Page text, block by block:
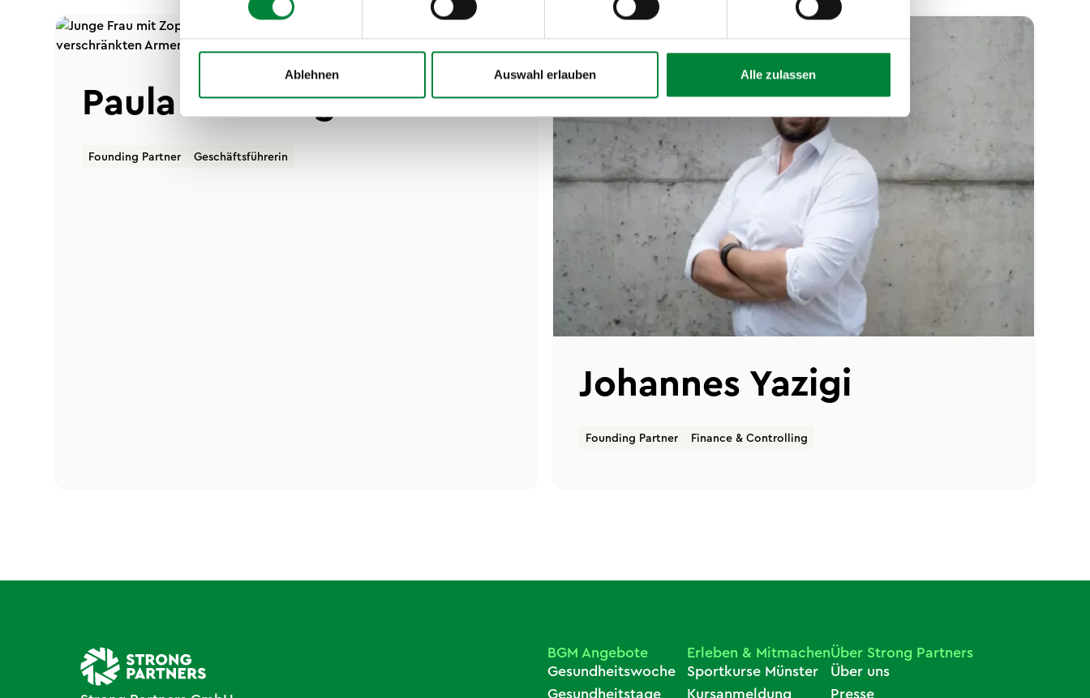
Ablehnen Auswahl erlauben Alle zulassen
Paula Menninghaus
Founding Partner Geschäftsführerin
Johannes Yazigi
Founding Partner Finance & Controlling
BGM Angebote
Gesundheitswoche
Gesundheitstage
Erleben & Mitmachen
Sportkurse Münster
Kursanmeldung
Über Strong Partners
Über uns
Presse